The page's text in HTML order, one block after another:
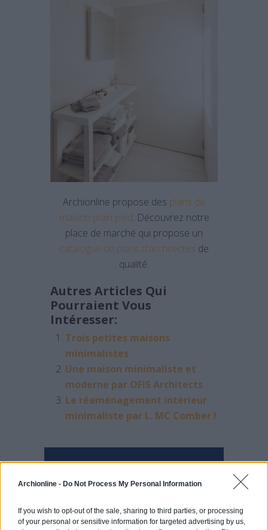
Archionline - Do Not Process My Personal Information
If you wish to opt-out of the sale, sharing to third parties, or processing
of your personal or sensitive information for targeted advertising by us,
Archionline propose des plans de
maison plain pied. Découvrez notre
place de marché qui propose un
catalogue de plans d’architectes de
qualité.
Autres Articles Qui
Pourraient Vous
Intéresser:
Trois petites maisons
minimalistes
Une maison minimaliste et
moderne par OFIS Architects
Le réaménagement intérieur
minimaliste par L. MC Comber !
PARTAGER SUR